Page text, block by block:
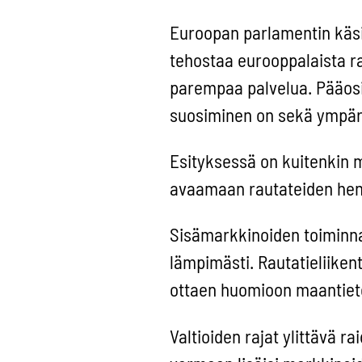
Euroopan parlamentin
tehostaa eurooppalaista
parempaa palvelua.
suosiminen on sekä
Esityksessä on kuitenkin
avaamaan rautateiden
Sisämarkkinoiden
lämpimästi.
ottaen huomioon
Valtioiden rajat ylittävä